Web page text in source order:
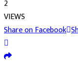
2
VIEWS
Share on Facebook